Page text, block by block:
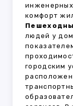
комфорт
людей у
городским